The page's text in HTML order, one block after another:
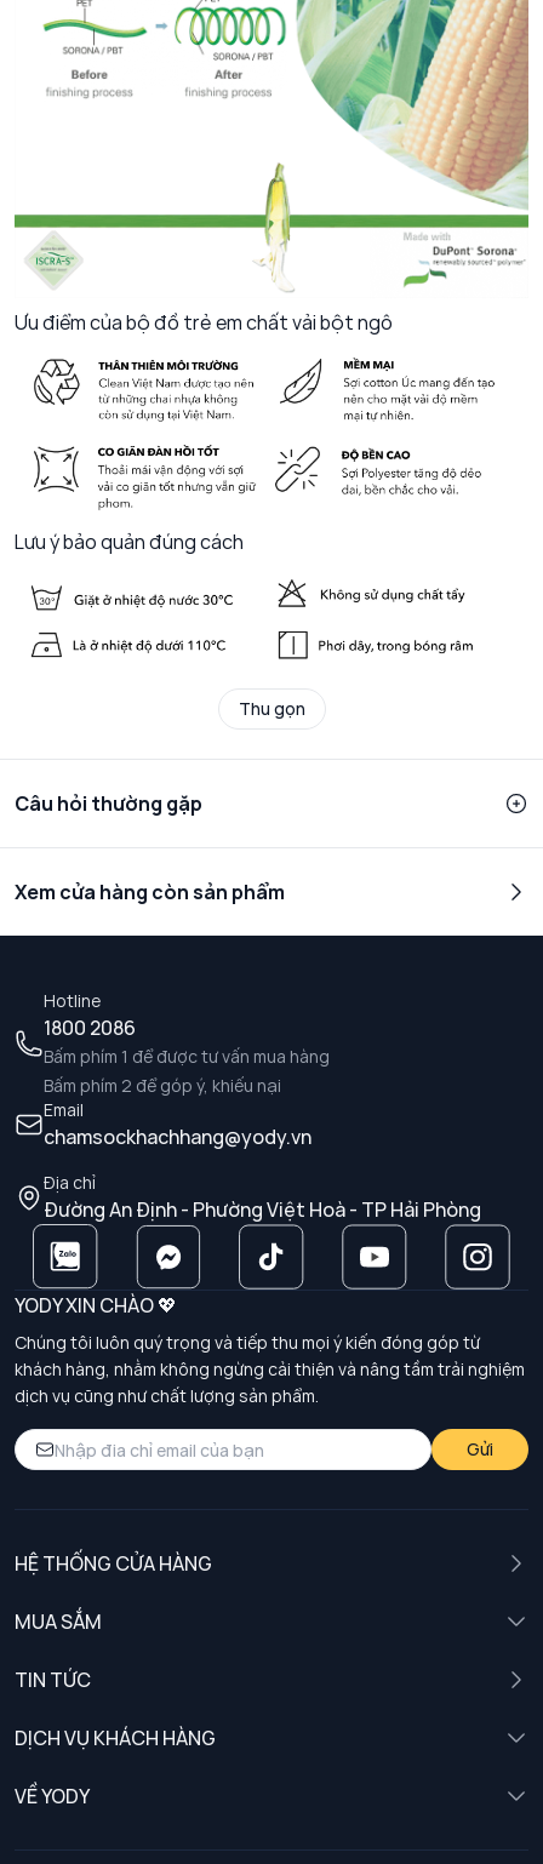
Ưu điểm của bộ đồ trẻ em chất vải bột ngô
Lưu ý bảo quản đúng cách
Thu gọn
Câu hỏi thường gặp
Xem cửa hàng còn sản phẩm
Hotline
1800 2086
Bấm phím 1 để được tư vấn mua hàng
Bấm phím 2 để góp ý, khiếu nại
Email
chamsockhachhang@yody.vn
Địa chỉ
Đường An Định - Phường Việt Hoà - TP Hải Phòng
YODY XIN CHÀO 💖
Chúng tôi luôn quý trọng và tiếp thu mọi ý kiến đóng góp từ
khách hàng, nhằm không ngừng cải thiện và nâng tầm trải nghiệm
dịch vụ cũng như chất lượng sản phẩm.
Gửi
HỆ THỐNG CỬA HÀNG
MUA SẮM
TIN TỨC
DỊCH VỤ KHÁCH HÀNG
Chính sách khách hàng thân thiết
VỀ YODY